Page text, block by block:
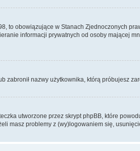
to obowiązujące w Stanach Zjednoczonych
informacji prywatnych od osoby mającej
zabronił nazwy użytkownika, którą próbujesz
utworzone przez skrypt phpBB, które
masz problemy z (wy)logowaniem się,